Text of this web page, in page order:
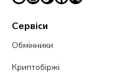
Сервіси
Обмінники
Криптобіржі